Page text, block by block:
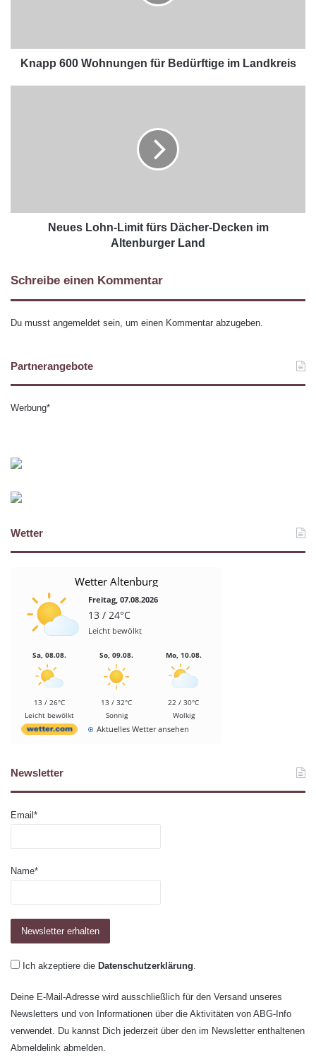
Knapp 600 Wohnungen für Bedürftige im Landkreis
Neues Lohn-Limit fürs Dächer-Decken im
Altenburger Land
Schreibe einen Kommentar
Du musst angemeldet sein, um einen Kommentar abzugeben.
Partnerangebote
Werbung*
Wetter
Wetter Altenburg
Freitag, 07.08.2026
13 / 24°C
Leicht bewölkt
Sa, 08.08.
13 / 26°C
Leicht bewölkt
So, 09.08.
13 / 32°C
Sonnig
Mo, 10.08.
22 / 30°C
Wolkig
Aktuelles Wetter ansehen
Newsletter
Email*
Name*
Ich akzeptiere die Datenschutzerklärung
Deine E-Mail-Adresse wird ausschließlich für den Versand unseres
Newsletters und von Informationen über die Aktivitäten von ABG-Info
verwendet. Du kannst Dich jederzeit über den im Newsletter enthaltenen
Abmeldelink abmelden.